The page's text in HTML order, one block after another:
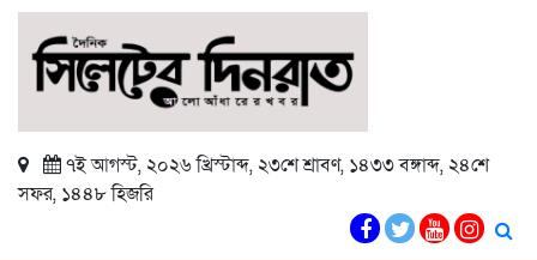
৭ই আগস্ট, ২০২৬ খ্রিস্টাব্দ, ২৩শে শ্রাবণ, ১৪৩৩ বঙ্গাব্দ, ২৪শে
সফর, ১৪৪৮ হিজরি